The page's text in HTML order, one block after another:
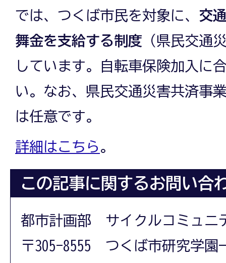
では、つくば市民を対象に、 交
舞金を支給する制度 （県民交通
しています。自転車保険加入に
い。なお、県民交通災害共済事
は任意です。
詳細はこちら 。
この記事に関するお問い合
都市計画部 サイクルコミュニ
〒305-8555 つくば市研究学園